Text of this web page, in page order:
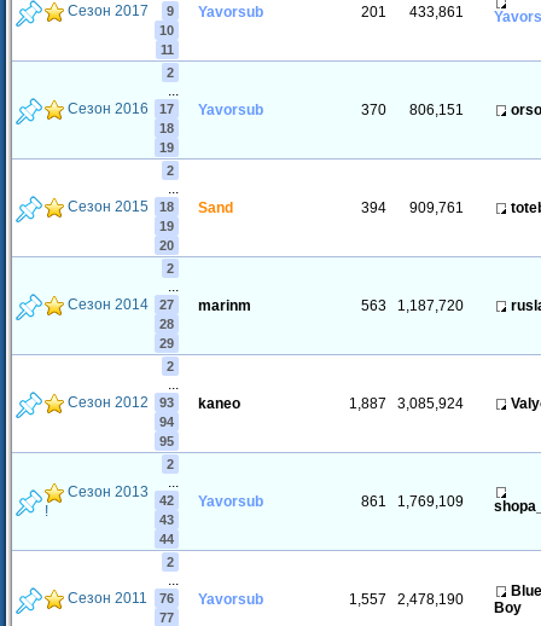
Сезон 2017
9
10
11
Yavorsub 201 433,861
Сезон 2016
2
17
18
19
Yavorsub 370 806,151
Сезон 2015
2
18
19
20
Sand 394 909,761
Сезон 2014
2
27
28
29
marinm 563 1,187,720
Сезон 2012
2
93
94
95
kaneo 1,887 3,085,924
Сезон 2013
!
2
42
43
44
Yavorsub 861 1,769,109
Сезон 2011
2
76
77
Yavorsub 1,557 2,478,190
Blue
Boy